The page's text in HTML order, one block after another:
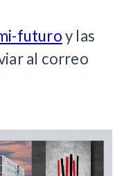
futuroy las
al correo